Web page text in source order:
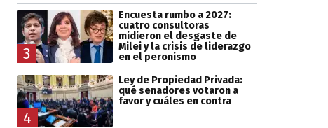
3
Encuesta rumbo a 2027:
cuatro consultoras
midieron el desgaste de
Milei y la crisis de liderazgo
en el peronismo
4
Ley de Propiedad Privada:
qué senadores votaron a
favor y cuáles en contra